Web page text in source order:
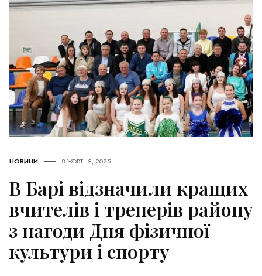
НОВИНИ 8 ЖОВТНЯ, 2025
В Барі відзначили кращих
вчителів і тренерів району
з нагоди Дня фізичної
культури і спорту